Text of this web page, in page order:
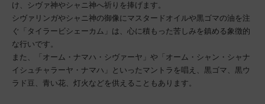
け、シヴァ神やシャニ神へ祈りを捧げます。
シヴァリンガやシャニ神の御像にマスタードオイルや黒ゴマの油を注
ぐ「タイラービシェーカム」は、心に積もった苦しみを鎮める象徴的
な行いです。
また、「オーム・ナマハ・シヴァーヤ」や「オーム・シャン・シャナ
イシュチャラーヤ・ナマハ」といったマントラを唱え、黒ゴマ、黒ウ
ラド豆、青い花、灯火などを供えることもあります。